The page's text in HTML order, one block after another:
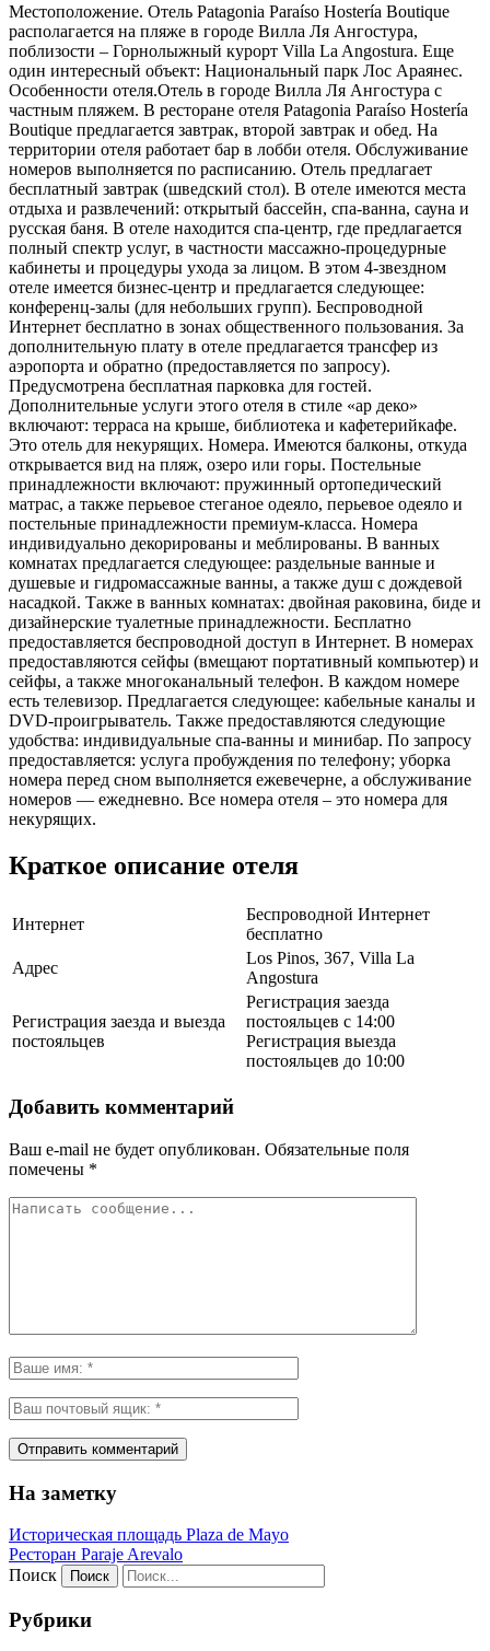
Местоположение. Отель Patagonia Paraíso Hostería Boutique
располагается на пляже в городе Вилла Ля Ангостура,
поблизости – Горнолыжный курорт Villa La Angostura. Еще
один интересный объект: Национальный парк Лос Араянес.
Особенности отеля.Отель в городе Вилла Ля Ангостура с
частным пляжем. В ресторане отеля Patagonia Paraíso Hostería
Boutique предлагается завтрак, второй завтрак и обед. На
территории отеля работает бар в лобби отеля. Обслуживание
номеров выполняется по расписанию. Отель предлагает
бесплатный завтрак (шведский стол). В отеле имеются места
отдыха и развлечений: открытый бассейн, спа-ванна, сауна и
русская баня. В отеле находится спа-центр, где предлагается
полный спектр услуг, в частности массажно-процедурные
кабинеты и процедуры ухода за лицом. В этом 4-звездном
отеле имеется бизнес-центр и предлагается следующее:
конференц-залы (для небольших групп). Беспроводной
Интернет бесплатно в зонах общественного пользования. За
дополнительную плату в отеле предлагается трансфер из
аэропорта и обратно (предоставляется по запросу).
Предусмотрена бесплатная парковка для гостей.
Дополнительные услуги этого отеля в стиле «ар деко»
включают: терраса на крыше, библиотека и кафетерийкафе.
Это отель для некурящих. Номера. Имеются балконы, откуда
открывается вид на пляж, озеро или горы. Постельные
принадлежности включают: пружинный ортопедический
матрас, а также перьевое стеганое одеяло, перьевое одеяло и
постельные принадлежности премиум-класса. Номера
индивидуально декорированы и меблированы. В ванных
комнатах предлагается следующее: раздельные ванные и
душевые и гидромассажные ванны, а также душ с дождевой
насадкой. Также в ванных комнатах: двойная раковина, биде и
дизайнерские туалетные принадлежности. Бесплатно
предоставляется беспроводной доступ в Интернет. В номерах
предоставляются сейфы (вмещают портативный компьютер) и
сейфы, а также многоканальный телефон. В каждом номере
есть телевизор. Предлагается следующее: кабельные каналы и
DVD-проигрыватель. Также предоставляются следующие
удобства: индивидуальные спа-ванны и минибар. По запросу
предоставляется: услуга пробуждения по телефону; уборка
номера перед сном выполняется ежевечерне, а обслуживание
номеров — ежедневно. Все номера отеля – это номера для
некурящих.
Краткое описание отеля
Интернет
Беспроводной Интернет
бесплатно
Адрес
Los Pinos, 367, Villa La
Angostura
Регистрация заезда и выезда
постояльцев
Регистрация заезда
постояльцев с 14:00
Регистрация выезда
постояльцев до 10:00
Добавить комментарий
Ваш e-mail не будет опубликован. Обязательные поля
помечены *
На заметку
Историческая площадь Plaza de Mayo
Ресторан Paraje Arevalo
Поиск
Рубрики